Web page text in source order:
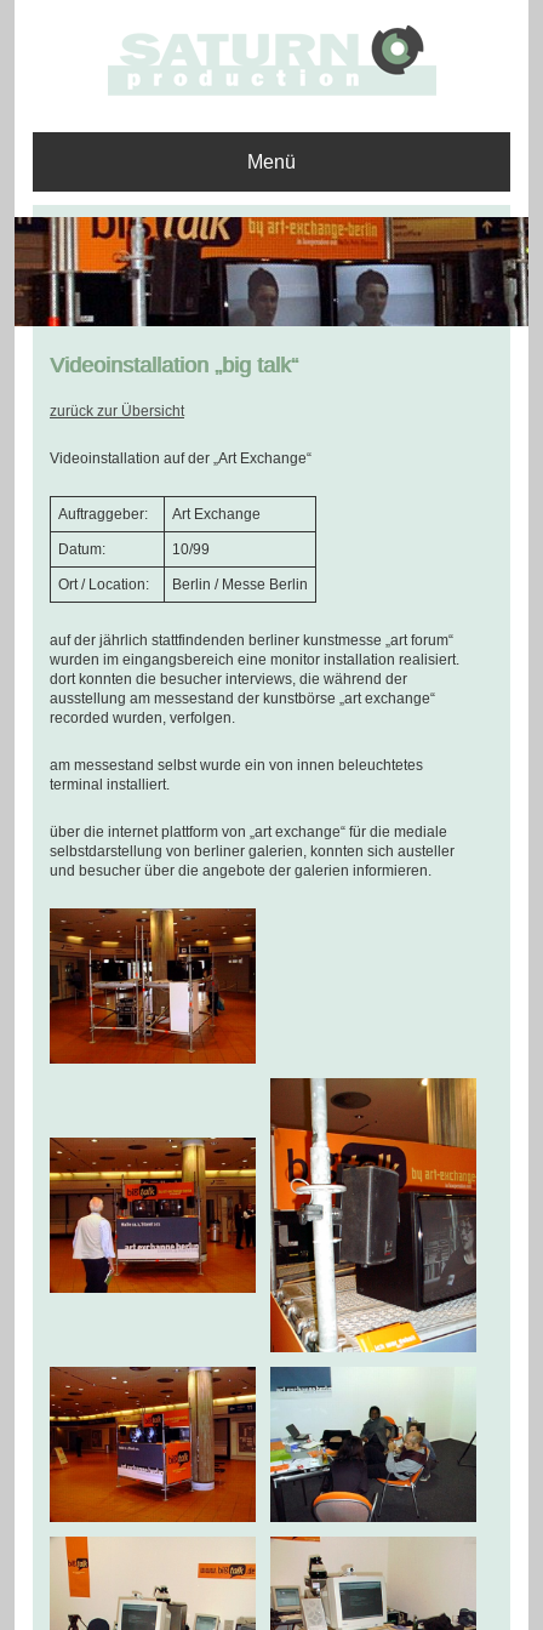
Menü
Videoinstallation „big talk“
zurück zur Übersicht
Videoinstallation auf der „Art Exchange“
Auftraggeber: Art Exchange
Datum: 10/99
Ort / Location: Berlin / Messe Berlin
auf der jährlich stattfindenden berliner kunstmesse „art forum“
wurden im eingangsbereich eine monitor installation realisiert.
dort konnten die besucher interviews, die während der
ausstellung am messestand der kunstbörse „art exchange“
recorded wurden, verfolgen.
am messestand selbst wurde ein von innen beleuchtetes
terminal installiert.
über die internet plattform von „art exchange“ für die mediale
selbstdarstellung von berliner galerien, konnten sich austeller
und besucher über die angebote der galerien informieren.